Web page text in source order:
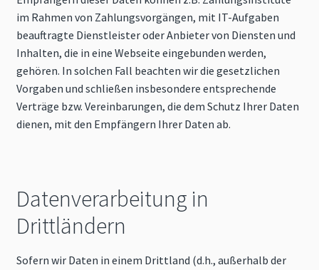
im Rahmen von Zahlungsvorgängen, mit IT-Aufgaben
beauftragte Dienstleister oder Anbieter von Diensten und
Inhalten, die in eine Webseite eingebunden werden,
gehören. In solchen Fall beachten wir die gesetzlichen
Vorgaben und schließen insbesondere entsprechende
Verträge bzw. Vereinbarungen, die dem Schutz Ihrer Daten
dienen, mit den Empfängern Ihrer Daten ab.
Datenverarbeitung in
Drittländern
Sofern wir Daten in einem Drittland (d.h., außerhalb der